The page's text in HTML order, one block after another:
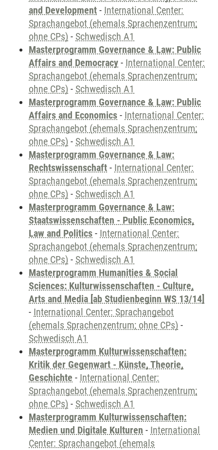
and Development - International Center:
Sprachangebot (ehemals Sprachenzentrum;
ohne CPs) - Schwedisch A1
Masterprogramm Governance & Law: Public
Affairs and Democracy - International Center:
Sprachangebot (ehemals Sprachenzentrum;
ohne CPs) - Schwedisch A1
Masterprogramm Governance & Law: Public
Affairs and Economics - International Center:
Sprachangebot (ehemals Sprachenzentrum;
ohne CPs) - Schwedisch A1
Masterprogramm Governance & Law:
Rechtswissenschaft - International Center:
Sprachangebot (ehemals Sprachenzentrum;
ohne CPs) - Schwedisch A1
Masterprogramm Governance & Law:
Staatswissenschaften - Public Economics,
Law and Politics - International Center:
Sprachangebot (ehemals Sprachenzentrum;
ohne CPs) - Schwedisch A1
Masterprogramm Humanities & Social
Sciences: Kulturwissenschaften - Culture,
Arts and Media [ab Studienbeginn WS 13/14]
- International Center: Sprachangebot
(ehemals Sprachenzentrum; ohne CPs) -
Schwedisch A1
Masterprogramm Kulturwissenschaften:
Kritik der Gegenwart - Künste, Theorie,
Geschichte - International Center:
Sprachangebot (ehemals Sprachenzentrum;
ohne CPs) - Schwedisch A1
Masterprogramm Kulturwissenschaften:
Medien und Digitale Kulturen - International
Center: Sprachangebot (ehemals